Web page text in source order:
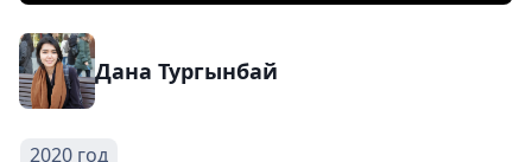
Дана Тургынбай
2020 год